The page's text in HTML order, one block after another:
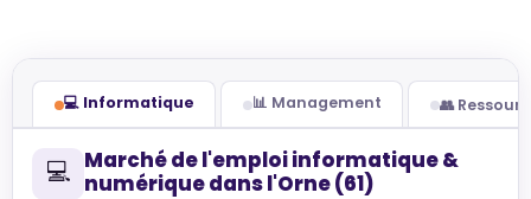
💻 Informatique 📊 Management 👥
💻 Marché de l'emploi informatique &
numérique dans l'Orne (61)